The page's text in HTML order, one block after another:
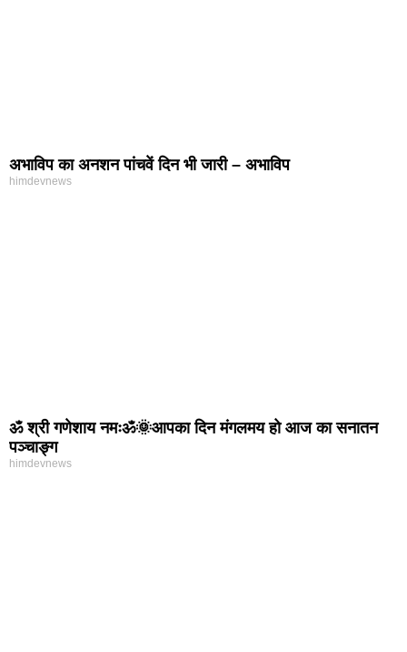
अभाविप का अनशन पांचवें दिन भी जारी – अभाविप
himdevnews
ॐ श्री गणेशाय नमःॐ🌞आपका दिन मंगलमय हो आज का सनातन
पञ्चाङ्ग
himdevnews